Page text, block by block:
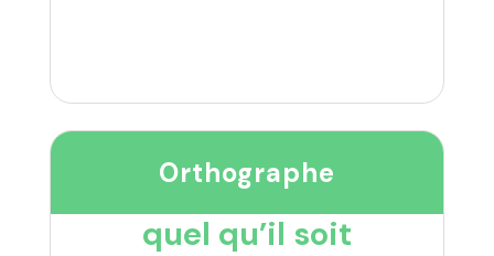
Orthographe
quel qu’il soit